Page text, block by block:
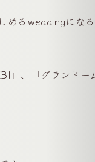
めるweddingにな
」、「グランドー